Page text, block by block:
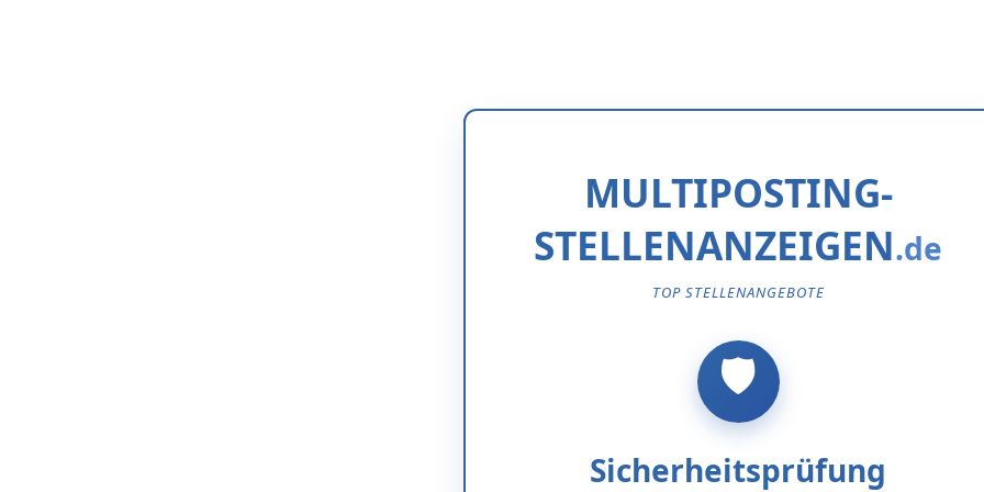
MULTIPOSTING-
STELLENANZEIGEN
TOP STELLENANGEBOTE
Sicherheitsprüfung